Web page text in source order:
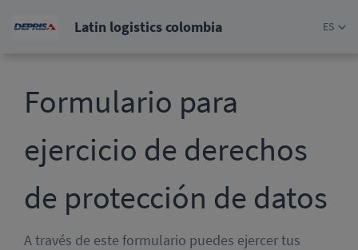
Latin logistics colombia ES
Formulario para
ejercicio de derechos
de protección de datos
A través de este formulario puedes ejercer tus